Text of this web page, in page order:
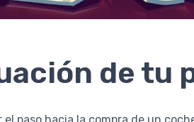
de tu
el paso hacia la compra de un